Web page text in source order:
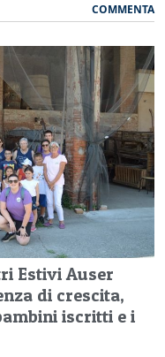
COMMENTA
Estivi Auser
di crescita,
iscritti e i